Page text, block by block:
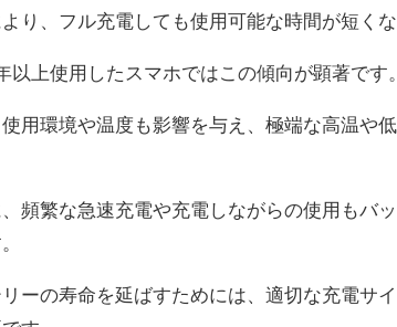
より、フル充電しても使用可能な時間が短く
以上使用したスマホではこの傾向が顕著です。
使用環境や温度も影響を与え、極端な高温や
、頻繁な急速充電や充電しながらの使用もバ
ーの寿命を延ばすためには、適切な充電サ